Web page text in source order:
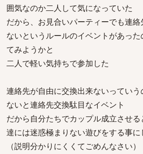
囲気なのか二人して気になっていた
だから、お見合いパーティーでも連
ないというルールのイベントがあっ
てみようかと
二人で軽い気持ちで参加した
連絡先が自由に交換出来ないってい
ないと連絡先交換駄目なイベント
だから自分たちでカップル成立させ
達には迷惑極まりない遊びをする事に
（説明分かりにくくてごめんなさい）